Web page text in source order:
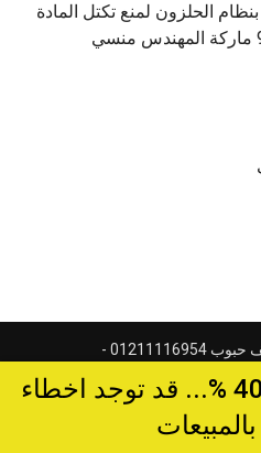
بنظام الحلزون لمنع تكتل المادة
ماكينات تغليف حبوب 01211116954 -
خصومات تصل الى 40 %... قد توجد اخطاء